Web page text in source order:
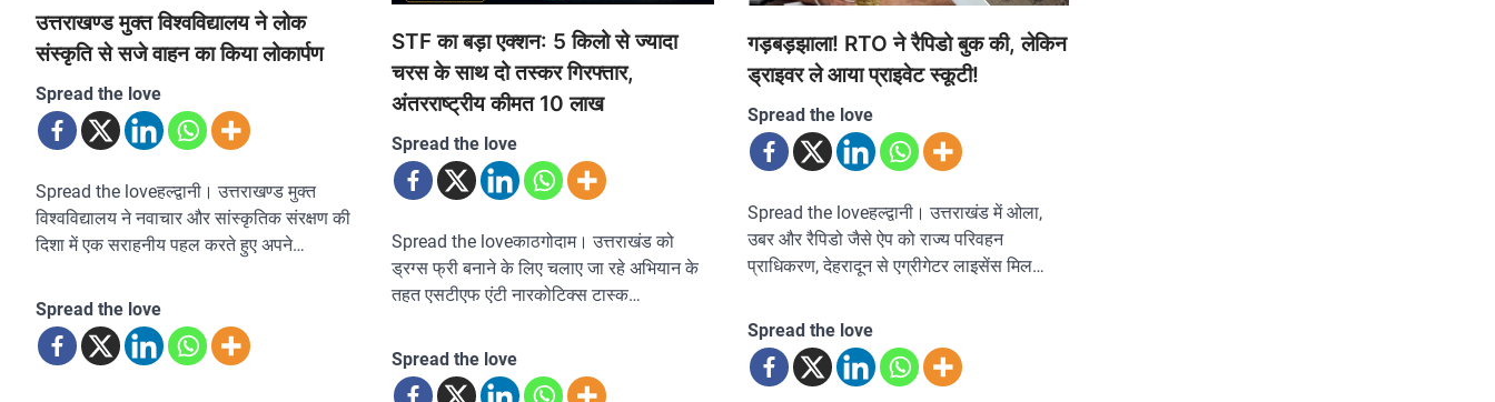
उत्तराखण्ड मुक्त विश्वविद्यालय ने लोक
संस्कृति से सजे वाहन का किया लोकार्पण
Spread the love
Spread the loveहल्द्वानी। उत्तराखण्ड मुक्त
विश्वविद्यालय ने नवाचार और सांस्कृतिक संरक्षण की
दिशा में एक सराहनीय पहल करते हुए अपने…
Spread the love
STF का बड़ा एक्शन: 5 किलो से ज्यादा
चरस के साथ दो तस्कर गिरफ्तार,
अंतरराष्ट्रीय कीमत 10 लाख
Spread the love
Spread the loveकाठगोदाम। उत्तराखंड को
ड्रग्स फ्री बनाने के लिए चलाए जा रहे अभियान के
तहत एसटीएफ एंटी नारकोटिक्स टास्क…
Spread the love
गड़बड़झाला! RTO ने रैपिडो बुक की, लेकिन
ड्राइवर ले आया प्राइवेट स्कूटी!
Spread the love
Spread the loveहल्द्वानी। उत्तराखंड में ओला,
उबर और रैपिडो जैसे ऐप को राज्य परिवहन
प्राधिकरण, देहरादून से एग्रीगेटर लाइसेंस मिल…
Spread the love